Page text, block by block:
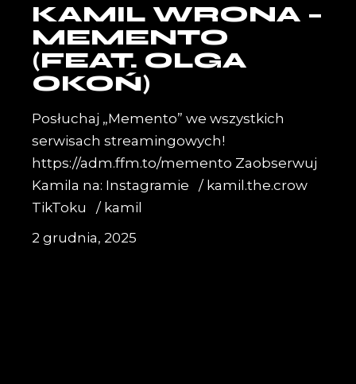
KAMIL WRONA –
MEMENTO
(FEAT. OLGA
OKOŃ)
Posłuchaj „Memento” we wszystkich
serwisach streamingowych!
https://adm.ffm.to/memento Zaobserwuj
Kamila na: Instagramie / kamil.the.crow
TikToku / kamil
2 grudnia, 2025